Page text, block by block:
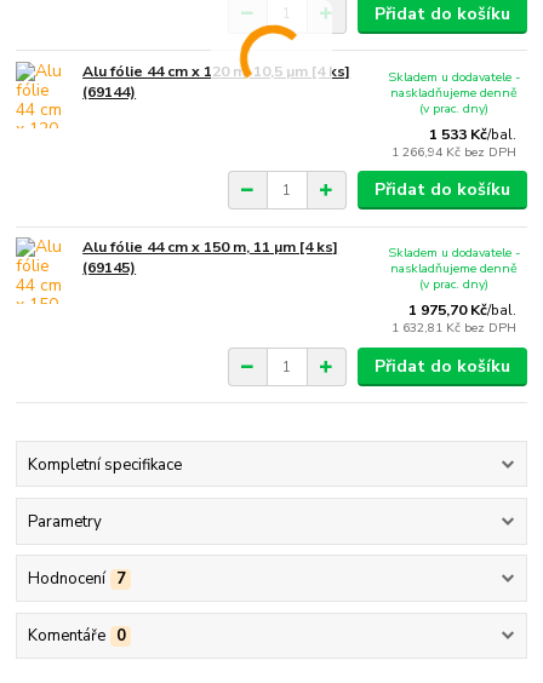
Přidat do košíku
Alu fólie 44 cm x 120 m, 10,5 µm [4 ks]
(69144)
1 533 Kč/bal.
1 266,94 Kč bez DPH
Skladem u dodavatele -
naskladňujeme denně
(v prac. dny)
Přidat do košíku
Alu fólie 44 cm x 150 m, 11 µm [4 ks]
(69145)
1 975,70 Kč/bal.
1 632,81 Kč bez DPH
Skladem u dodavatele -
naskladňujeme denně
(v prac. dny)
Přidat do košíku
Kompletní specifikace
Parametry
Hodnocení 7
Komentáře 0